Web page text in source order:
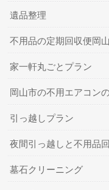
遺品整理
不用品の定期回収便岡山
家一軒丸ごとプラン
岡山市の不用エアコン
引っ越しプラン
夜間引っ越しと不用品
墓石クリーニング